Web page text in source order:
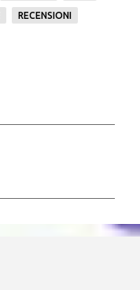
RECENSIONI